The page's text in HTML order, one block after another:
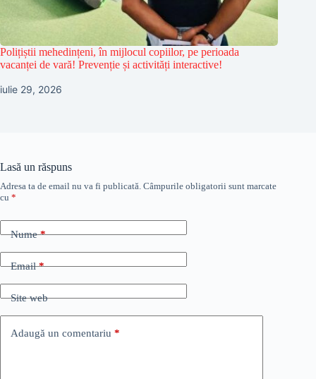
Polițiștii mehedințeni, în mijlocul copiilor, pe perioada
vacanței de vară! Prevenție și activități interactive!
iulie 29, 2026
Lasă un răspuns
Adresa ta de email nu va fi publicată. Câmpurile obligatorii sunt marcate
cu *
Nume*
Email*
Site web
Adaugă un comentariu *